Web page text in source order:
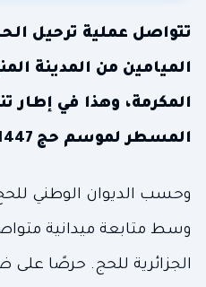
تتواصل عملية ترحيل
الميامين من المدينة
المكرمة، وهذا في إطار
المسطر لموسم حج 1447هـ_2026م.
وحسب الديوان الوطني
وسط متابعة ميدانية
الجزائرية للحج. حرصًا على